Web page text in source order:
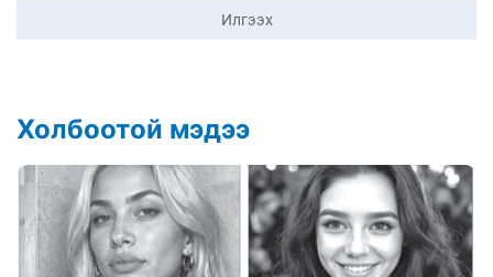
Илгээх
Холбоотой мэдээ